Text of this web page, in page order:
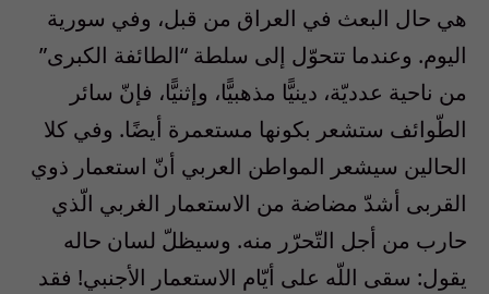
هي حال البعث في العراق من قبل، وفي سورية
اليوم. وعندما تتحوّل إلى سلطة “الطائفة الكبرى”
من ناحية عدديّة، دينيًّا مذهبيًّا، وإثنيًّا، فإنّ سائر
الطّوائف ستشعر بكونها مستعمرة أيضًا. وفي كلا
الحالين سيشعر المواطن العربي أنّ استعمار ذوي
القربى أشدّ مضاضة من الاستعمار الغربي الّذي
حارب من أجل التّحرّر منه. وسيظلّ لسان حاله
يقول: سقى اللّه على أيّام الاستعمار الأجنبي! فقد